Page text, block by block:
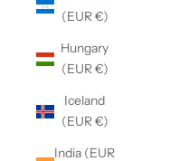
(EUR €)
Hungary
(EUR €)
Iceland
(EUR €)
India (EUR